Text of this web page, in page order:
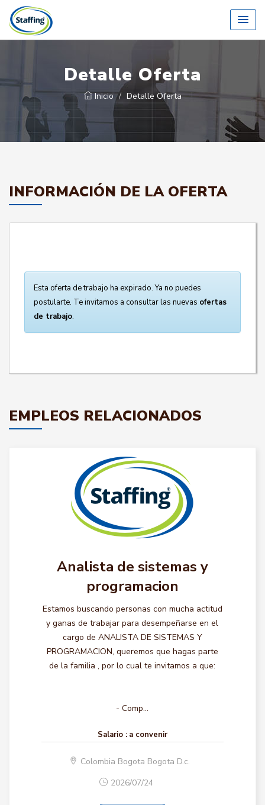
Detalle Oferta
Inicio Detalle Oferta
INFORMACIÓN DE LA OFERTA
Esta oferta de trabajo ha expirado. Ya no puedes
postularte. Te invitamos a consultar las nuevas ofertas
de trabajo.
EMPLEOS RELACIONADOS
Analista de sistemas y
programacion
Estamos buscando personas con mucha actitud
y ganas de trabajar para desempeñarse en el
cargo de ANALISTA DE SISTEMAS Y
PROGRAMACION, queremos que hagas parte
de la familia , por lo cual te invitamos a que:
- Comp...
Salario : a convenir
Colombia Bogota Bogota D.c.
2026/07/24